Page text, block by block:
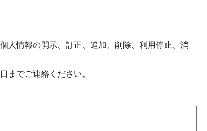
人情報の開示、訂正、追加、削除、利用停止、消
までご連絡ください。